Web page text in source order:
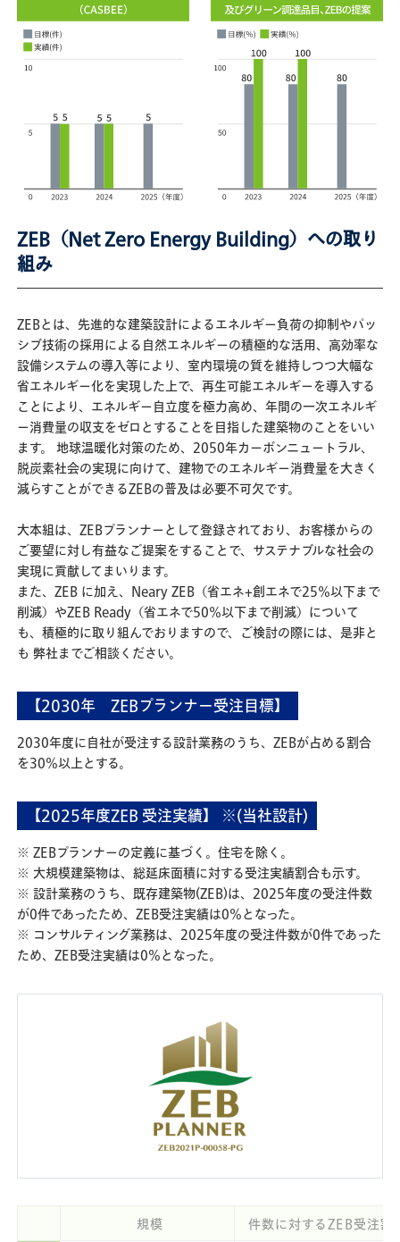
ZEB（Net Zero Energy Building）への取り
組み
ZEBとは、先進的な建築設計によるエネルギー負荷の抑制やパッ
シブ技術の採用による自然エネルギーの積極的な活用、高効率な
設備システムの導入等により、室内環境の質を維持しつつ大幅な
省エネルギー化を実現した上で、再生可能エネルギーを導入する
ことにより、エネルギー自立度を極力高め、年間の一次エネルギ
ー消費量の収支をゼロとすることを目指した建築物のことをいい
ます。 地球温暖化対策のため、2050年カーボンニュートラル、
脱炭素社会の実現に向けて、建物でのエネルギー消費量を大きく
減らすことができるZEBの普及は必要不可欠です。
大本組は、ZEBプランナーとして登録されており、お客様からの
ご要望に対し有益なご提案をすることで、サステナブルな社会の
実現に貢献してまいります。
また、ZEB に加え、Neary ZEB（省エネ+創エネで25％以下まで
削減）やZEB Ready（省エネで50％以下まで削減）について
も、積極的に取り組んでおりますので、ご検討の際には、是非と
も 弊社までご相談ください。
【2030年 ZEBプランナー受注目標】
2030年度に自社が受注する設計業務のうち、ZEBが占める割合
を30%以上とする。
【2025年度ZEB 受注実績】 ※(当社設計)
※ ZEBプランナーの定義に基づく。住宅を除く。
※ 大規模建築物は、総延床面積に対する受注実績割合も示す。
※ 設計業務のうち、既存建築物(ZEB)は、2025年度の受注件数
が0件であったため、ZEB受注実績は0%となった。
※ コンサルティング業務は、2025年度の受注件数が0件であった
ため、ZEB受注実績は0%となった。
規模 件数に対するZEB受注割